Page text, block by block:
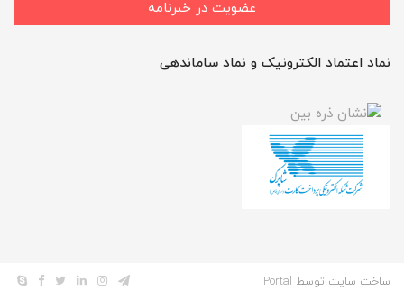
عضویت در خبرنامه
نماد اعتماد الکترونیک و نماد ساماندهی
ساخت سایت توسط Portal